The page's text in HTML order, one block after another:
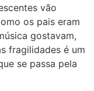
vão
os pais eram
gostavam,
fragilidades é um
se passa pela